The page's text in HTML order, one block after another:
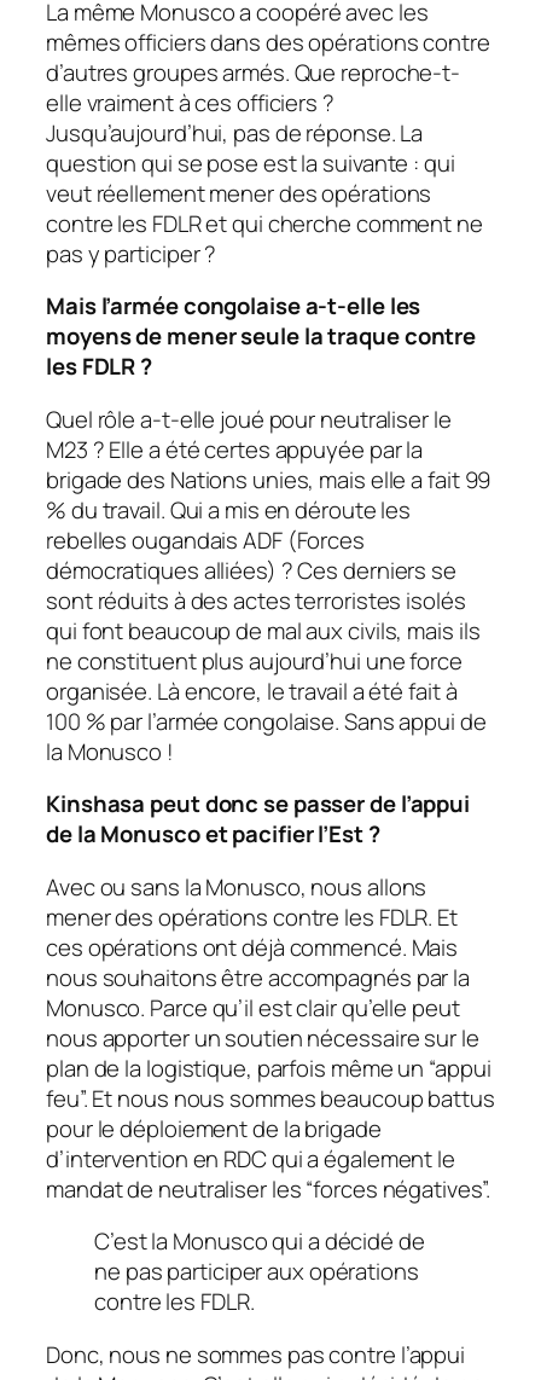
La même Monusco a coopéré avec les
mêmes officiers dans des opérations contre
d’autres groupes armés. Que reproche-t-
elle vraiment à ces officiers ?
Jusqu’aujourd’hui, pas de réponse. La
question qui se pose est la suivante : qui
veut réellement mener des opérations
contre les FDLR et qui cherche comment ne
pas y participer ?
Mais l’armée congolaise a-t-elle les
moyens de mener seule la traque contre
les FDLR ?
Quel rôle a-t-elle joué pour neutraliser le
M23 ? Elle a été certes appuyée par la
brigade des Nations unies, mais elle a fait 99
% du travail. Qui a mis en déroute les
rebelles ougandais ADF (Forces
démocratiques alliées) ? Ces derniers se
sont réduits à des actes terroristes isolés
qui font beaucoup de mal aux civils, mais ils
ne constituent plus aujourd’hui une force
organisée. Là encore, le travail a été fait à
100 % par l’armée congolaise. Sans appui de
la Monusco !
Kinshasa peut donc se passer de l’appui
de la Monusco et pacifier l’Est ?
Avec ou sans la Monusco, nous allons
mener des opérations contre les FDLR. Et
ces opérations ont déjà commencé. Mais
nous souhaitons être accompagnés par la
Monusco. Parce qu’il est clair qu’elle peut
nous apporter un soutien nécessaire sur le
plan de la logistique, parfois même un “appui
feu”. Et nous nous sommes beaucoup battus
pour le déploiement de la brigade
d’intervention en RDC qui a également le
mandat de neutraliser les “forces négatives”.
C’est la Monusco qui a décidé de
ne pas participer aux opérations
contre les FDLR.
Donc, nous ne sommes pas contre l’appui